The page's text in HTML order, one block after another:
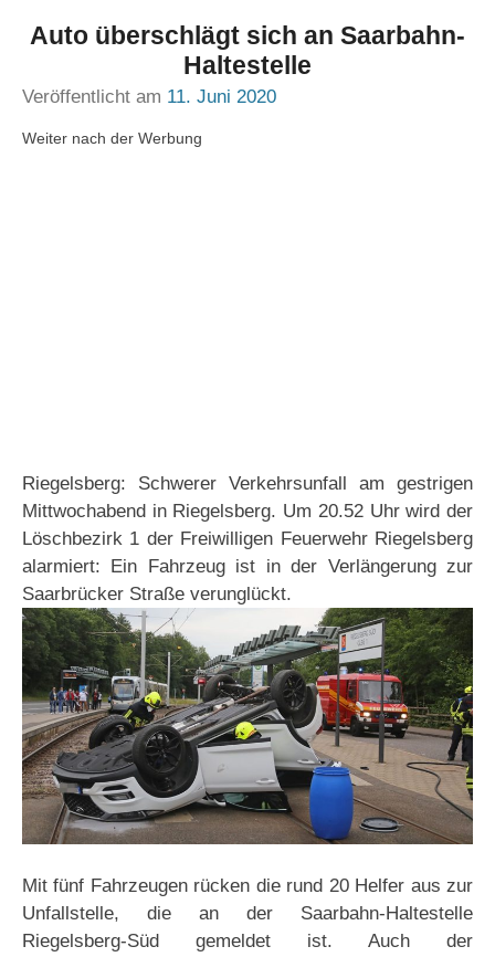
Auto überschlägt sich an Saarbahn-
Haltestelle
Veröffentlicht am 11. Juni 2020
Weiter nach der Werbung
Riegelsberg: Schwerer Verkehrsunfall am gestrigen
Mittwochabend in Riegelsberg. Um 20.52 Uhr wird der
Löschbezirk 1 der Freiwilligen Feuerwehr Riegelsberg
alarmiert: Ein Fahrzeug ist in der Verlängerung zur
Saarbrücker Straße verunglückt.
Mit fünf Fahrzeugen rücken die rund 20 Helfer aus zur
Unfallstelle, die an der Saarbahn-Haltestelle
Riegelsberg-Süd gemeldet ist. Auch der